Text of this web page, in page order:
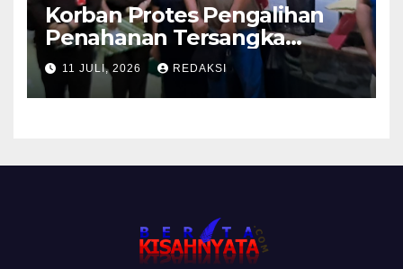
Korban Protes Pengalihan
Penahanan Tersangka
Pemalsuan Merek Skincare,
Kasi Penkum Kejati Jatim:
Nanti Saya Tegur Jaksanya
11 JULI, 2026 REDAKSI